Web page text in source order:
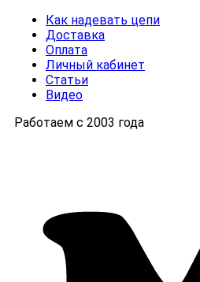
Как надевать цепи
Доставка
Оплата
Личный кабинет
Статьи
Видео
Работаем с 2003 года